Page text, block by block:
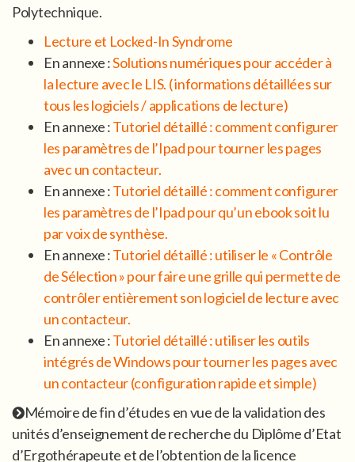
Polytechnique.
Lecture et Locked-In Syndrome
En annexe :Solutions numériques pour accéder à
la lecture avec le LIS. ( informations détaillées sur
tous les logiciels / applications de lecture)
En annexe :Tutoriel détaillé : comment configurer
les paramètres de l’Ipad pour tourner les pages
avec un contacteur.
En annexe :Tutoriel détaillé : comment configurer
les paramètres de l’Ipad pour qu’un ebook soit lu
par voix de synthèse.
En annexe :Tutoriel détaillé : utiliser le « Contrôle
de Sélection » pour faire une grille qui permette de
contrôler entièrement son logiciel de lecture avec
un contacteur.
En annexe :Tutoriel détaillé : utiliser les outils
intégrés de Windows pour tourner les pages avec
un contacteur (configuration rapide et simple)
Mémoire de fin d’études en vue de la validation des
unités d’enseignement de recherche du Diplôme d’Etat
d’Ergothérapeute et de l’obtention de la licence